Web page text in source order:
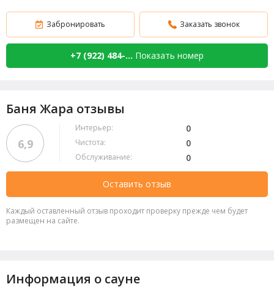
Забронировать Заказать звонок
+7 (922) 484-... Показать номер
Баня Жара отзывы
6,9
Интерьер: 0
Чистота: 0
Обслуживание: 0
Оставить отзыв
Каждый оставленный отзыв проходит проверку прежде чем будет
размещен на сайте.
Информация о сауне